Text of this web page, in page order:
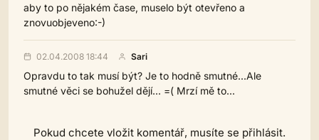
aby to po nějakém čase, muselo být otevřeno a
znovuobjeveno:-)
02.04.2008 18:44 Sari
Opravdu to tak musí být? Je to hodně smutné...Ale
smutné věci se bohužel dějí... =( Mrzí mě to...
Pokud chcete vložit komentář, musíte se přihlásit.